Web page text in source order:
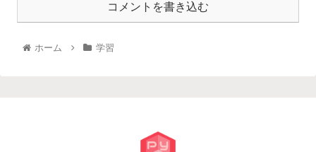
コメントを書き込む
ホーム 学習